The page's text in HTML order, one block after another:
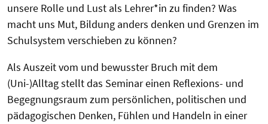
unsere Rolle und Lust als Lehrer*in zu finden? Was
macht uns Mut, Bildung anders denken und Grenzen im
Schulsystem verschieben zu können?
Als Auszeit vom und bewusster Bruch mit dem
(Uni-)Alltag stellt das Seminar einen Reflexions- und
Begegnungsraum zum persönlichen, politischen und
pädagogischen Denken, Fühlen und Handeln in einer